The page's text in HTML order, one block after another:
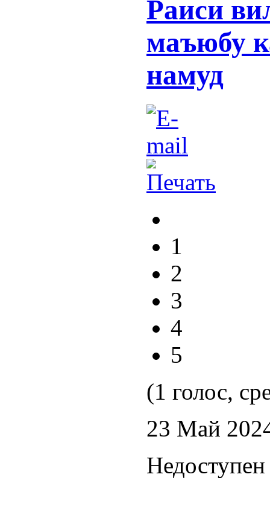
Раиси
маъюбу
намуд
1
2
3
4
5
(1 голос,
23 Май